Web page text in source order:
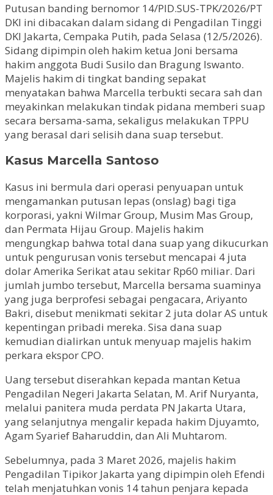
Putusan banding bernomor 14/PID.SUS-TPK/2026/PT
DKI ini dibacakan dalam sidang di Pengadilan Tinggi
DKI Jakarta, Cempaka Putih, pada Selasa (12/5/2026).
Sidang dipimpin oleh hakim ketua Joni bersama
hakim anggota Budi Susilo dan Bragung Iswanto.
Majelis hakim di tingkat banding sepakat
menyatakan bahwa Marcella terbukti secara sah dan
meyakinkan melakukan tindak pidana memberi suap
secara bersama-sama, sekaligus melakukan TPPU
yang berasal dari selisih dana suap tersebut.
Kasus Marcella Santoso
Kasus ini bermula dari operasi penyuapan untuk
mengamankan putusan lepas (onslag) bagi tiga
korporasi, yakni Wilmar Group, Musim Mas Group,
dan Permata Hijau Group. Majelis hakim
mengungkap bahwa total dana suap yang dikucurkan
untuk pengurusan vonis tersebut mencapai 4 juta
dolar Amerika Serikat atau sekitar Rp60 miliar. Dari
jumlah jumbo tersebut, Marcella bersama suaminya
yang juga berprofesi sebagai pengacara, Ariyanto
Bakri, disebut menikmati sekitar 2 juta dolar AS untuk
kepentingan pribadi mereka. Sisa dana suap
kemudian dialirkan untuk menyuap majelis hakim
perkara ekspor CPO.
Uang tersebut diserahkan kepada mantan Ketua
Pengadilan Negeri Jakarta Selatan, M. Arif Nuryanta,
melalui panitera muda perdata PN Jakarta Utara,
yang selanjutnya mengalir kepada hakim Djuyamto,
Agam Syarief Baharuddin, dan Ali Muhtarom.
Sebelumnya, pada 3 Maret 2026, majelis hakim
Pengadilan Tipikor Jakarta yang dipimpin oleh Efendi
telah menjatuhkan vonis 14 tahun penjara kepada